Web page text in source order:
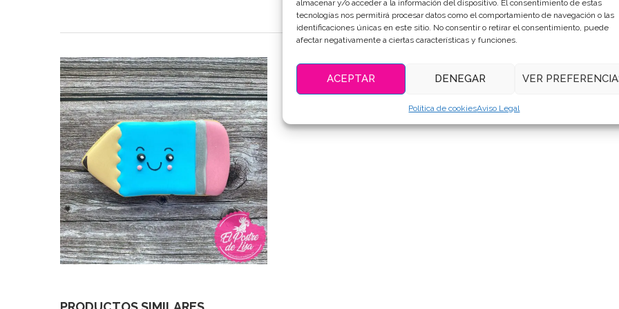
almacenar y/o acceder a la información del dispositivo. El consentimiento de estas
tecnologías nos permitirá procesar datos como el comportamiento de navegación o las
identificaciones únicas en este sitio. No consentir o retirar el consentimiento, puede
afectar negativamente a ciertas características y funciones.
ACEPTAR DENEGAR VER
Política de cookiesAviso Legal
DESCRIPCIÓN INFORMACIÓN ADICIONAL